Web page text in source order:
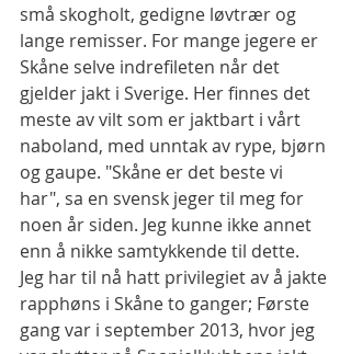
små skogholt, gedigne løvtrær og
lange remisser. For mange jegere er
Skåne selve indrefileten når det
gjelder jakt i Sverige. Her finnes det
meste av vilt som er jaktbart i vårt
naboland, med unntak av rype, bjørn
og gaupe. "Skåne er det beste vi
har", sa en svensk jeger til meg for
noen år siden. Jeg kunne ikke annet
enn å nikke samtykkende til dette.
Jeg har til nå hatt privilegiet av å jakte
rapphøns i Skåne to ganger; Første
gang var i september 2013, hvor jeg